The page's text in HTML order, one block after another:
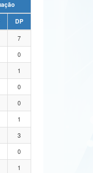
DP
7
0
1
0
0
1
3
0
1